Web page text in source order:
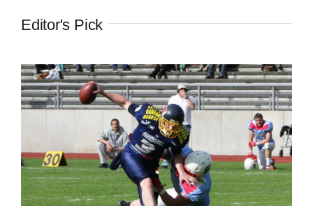
Editor's Pick